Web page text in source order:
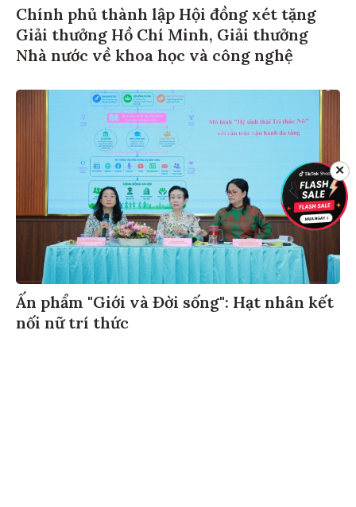
Chính phủ thành lập Hội đồng xét tặng
Giải thưởng Hồ Chí Minh, Giải thưởng
Nhà nước về khoa học và công nghệ
Ấn phẩm "Giới và Đời sống": Hạt nhân kết
nối nữ trí thức
✕